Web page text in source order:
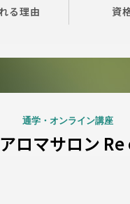
る理由 資
通学・オンライン講座
ロマサロン